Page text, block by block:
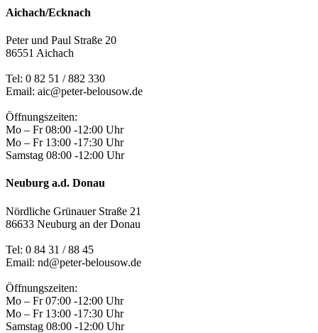
Aichach/Ecknach
Peter und Paul Straße 20
86551 Aichach
Tel: 0 82 51 / 882 330
Email: aic@peter-belousow.de
Öffnungszeiten:
Mo – Fr 08:00 -12:00 Uhr
Mo – Fr 13:00 -17:30 Uhr
Samstag 08:00 -12:00 Uhr
Neuburg a.d. Donau
Nördliche Grünauer Straße 21
86633 Neuburg an der Donau
Tel: 0 84 31 / 88 45
Email: nd@peter-belousow.de
Öffnungszeiten:
Mo – Fr 07:00 -12:00 Uhr
Mo – Fr 13:00 -17:30 Uhr
Samstag 08:00 -12:00 Uhr